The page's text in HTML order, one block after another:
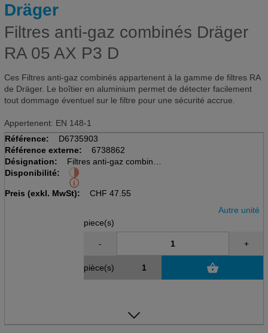
Dräger
Filtres anti-gaz combinés Dräger
RA 05 AX P3 D
Ces Filtres anti-gaz combinés appartenent à la gamme de filtres RA
de Dräger. Le boîtier en aluminium permet de détecter facilement
tout dommage éventuel sur le filtre pour une sécurité accrue.
Appertenent: EN 148-1
Référence:
D6735903
Référence externe:
6738862
Désignation:
Filtres anti-gaz combinés
avec raccord standard RA
( EN 148-1 ), 05 AX P3 D
Disponibilité:
Preis (exkl. MwSt): CHF 47.55
Autre unité
piece(s)
- +
pièce(s)